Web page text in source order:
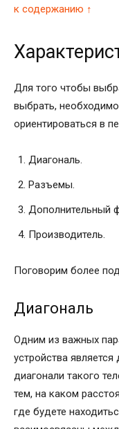
к содержанию ↑
Для того чтобы
выбрать, необходимо
ориентироваться в
Диагональ.
Разъемы.
Дополнительный
Производитель.
Поговорим более
Диагональ
Одним из важных
устройства
диагонали такого
тем, на каком
где будете